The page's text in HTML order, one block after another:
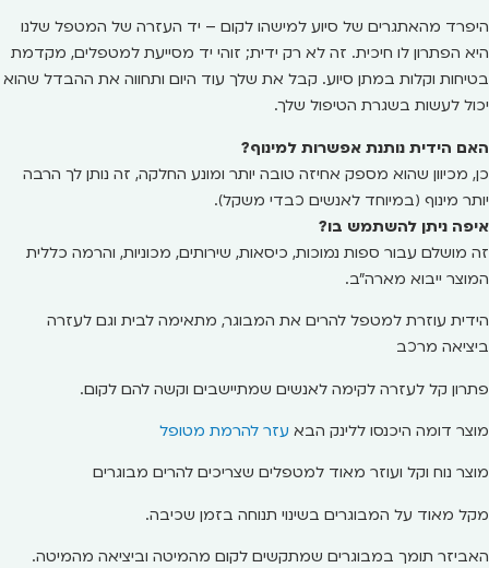
היפרד מהאתגרים של סיוע למישהו לקום – יד העזרה של המטפל שלנו
היא הפתרון לו חיכית. זה לא רק ידית; זוהי יד מסייעת למטפלים, מקדמת
בטיחות וקלות במתן סיוע. קבל את שלך עוד היום ותחווה את ההבדל שהוא
יכול לעשות בשגרת הטיפול שלך.
האם הידית נותנת אפשרות למינוף?
כן, מכיוון שהוא מספק אחיזה טובה יותר ומונע החלקה, זה נותן לך הרבה
יותר מינוף (במיוחד לאנשים כבדי משקל).
איפה ניתן להשתמש בו?
זה מושלם עבור ספות נמוכות, כיסאות, שירותים, מכוניות, והרמה כללית
המוצר ייבוא מארה"ב.
הידית עוזרת למטפל להרים את המבוגר, מתאימה לבית וגם לעזרה
ביציאה מרכב
פתרון קל לעזרה לקימה לאנשים שמתיישבים וקשה להם לקום.
מוצר דומה היכנסו ללינק הבא עזר להרמת מטופל
מוצר נוח וקל ועוזר מאוד למטפלים שצריכים להרים מבוגרים
מקל מאוד על המבוגרים בשינוי תנוחה בזמן שכיבה.
האביזר תומך במבוגרים שמתקשים לקום מהמיטה וביציאה מהמיטה.